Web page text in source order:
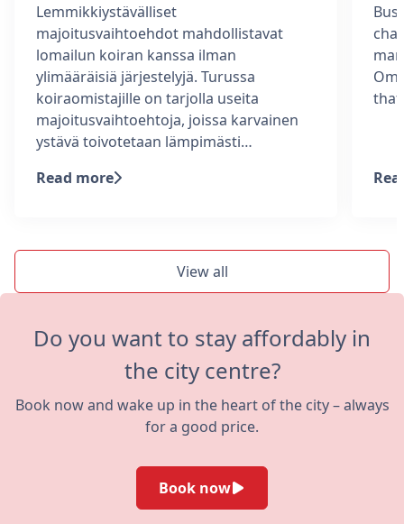
Lemmikkiystävälliset
majoitusvaihtoehdot mahdollistavat
lomailun koiran kanssa ilman
ylimääräisiä järjestelyjä. Turussa
koiraomistajille on tarjolla useita
majoitusvaihtoehtoja, joissa karvainen
ystävä toivotetaan lämpimästi…
Read more
View all
Do you want to stay affordably in
the city centre?
Book now and wake up in the heart of the city – always
for a good price.
Book now